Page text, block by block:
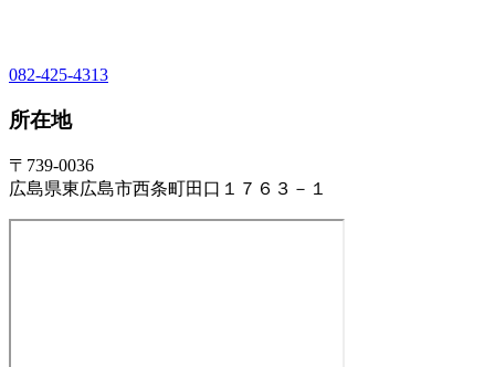
082-425-4313
所在地
〒739-0036
広島県東広島市西条町田口１７６３－１